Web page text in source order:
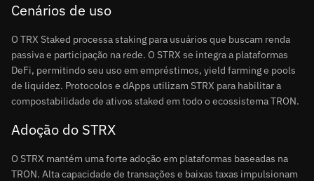
Cenários de uso
O TRX Staked processa staking para usuários que buscam renda
passiva e participação na rede. O STRX se integra a plataformas
DeFi, permitindo seu uso em empréstimos, yield farming e pools
de liquidez. Protocolos e dApps utilizam STRX para habilitar a
compostabilidade de ativos staked em todo o ecossistema TRON.
Adoção do STRX
O STRX mantém uma forte adoção em plataformas baseadas na
TRON. Alta capacidade de transações e baixas taxas impulsionam